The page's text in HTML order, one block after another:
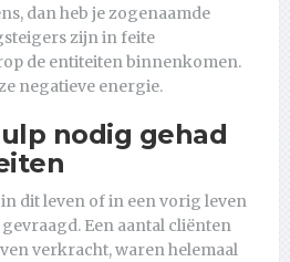
dan heb je zogenaamde
zijn in feite
de entiteiten binnenkomen.
negatieve energie.
nodig gehad
dit leven of in een vorig leven
Een aantal cliënten
verkracht, waren helemaal